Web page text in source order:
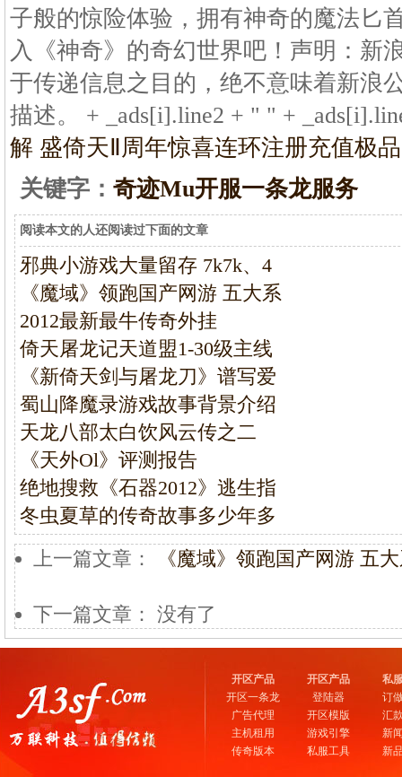
子般的惊险体验，拥有神奇的魔法匕
入《神奇》的奇幻世界吧！声明：新
于传递信息之目的，绝不意味着新浪
描述。 + _ads[i].line2 + " " +
解 盛倚天Ⅱ周年惊喜连环注册充值极
关键字： 奇迹Mu开服一条龙服务
阅读本文的人还阅读过下面的文章
邪典小游戏大量留存 7k7k、4
《魔域》领跑国产网游 五大系
2012最新最牛传奇外挂
倚天屠龙记天道盟1-30级主线
《新倚天剑与屠龙刀》谱写爱
蜀山降魔录游戏故事背景介绍
天龙八部太白饮风云传之二
《天外Ol》评测报告
绝地搜救《石器2012》逃生指
冬虫夏草的传奇故事多少年多
上一篇文章：
《魔域》领跑国产网游 五
下一篇文章： 没有了
开区产品
开区一条龙
广告代理
主机租用
传奇版本
开区产品
登陆器
开区模版
游戏引擎
私服工具
私
订
汇
新
新